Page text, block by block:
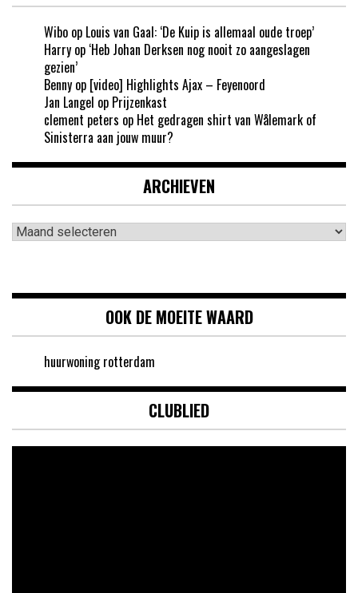
Wibo op Louis van Gaal: ‘De Kuip is allemaal oude troep’
Harry op ‘Heb Johan Derksen nog nooit zo aangeslagen
gezien’
Benny op [video] Highlights Ajax – Feyenoord
Jan Langel op Prijzenkast
clement peters op Het gedragen shirt van Wålemark of
Sinisterra aan jouw muur?
ARCHIEVEN
Archieven
OOK DE MOEITE WAARD
huurwoning rotterdam
CLUBLIED